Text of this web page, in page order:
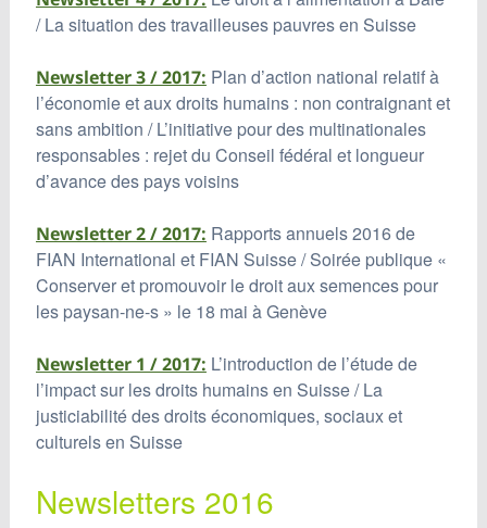
/ La situation des travailleuses pauvres en Suisse
Newsletter 3 / 2017: Plan d’action national relatif à
l’économie et aux droits humains : non contraignant et
sans ambition / L’initiative pour des multinationales
responsables : rejet du Conseil fédéral et longueur
d’avance des pays voisins
Newsletter 2 / 2017: Rapports annuels 2016 de
FIAN International et FIAN Suisse / Soirée publique «
Conserver et promouvoir le droit aux semences pour
les paysan-ne-s » le 18 mai à Genève
Newsletter 1 / 2017: L’introduction de l’étude de
l’impact sur les droits humains en Suisse / La
justiciabilité des droits économiques, sociaux et
culturels en Suisse
Newsletters 2016